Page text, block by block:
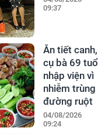
09:37
Ăn tiết canh,
cụ bà 69
nhập viện vì
nhiễm trùng
đường ruột
04/08/2026
09:24